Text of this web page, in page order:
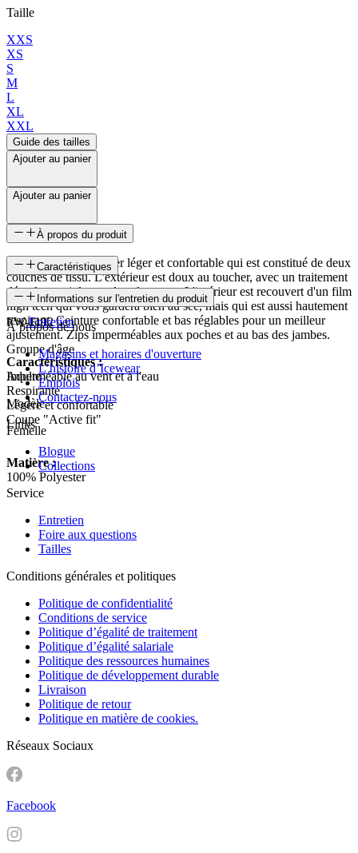
Taille
XXS
XS
S
M
L
XL
XXL
Guide des tailles
Ajouter au panier
Ajouter au panier
À propos du produit
Pantalon de pluie super léger et confortable qui est constitué de deux
couches de tissu. L'extérieur est doux au toucher, avec un traitement
déperlant qui durera dans le temps. L'intérieur est recouvert d'un film
high tech qui vous gardera bien au sec, mais qui est aussi hautement
respirant. Ceinture confortable et bas réglables pour un meilleur
ajustement. Zips imperméables aux poches et au bas des jambes.
Caractéristiques :
Imperméable au vent et à l'eau
Respirante
Légère et confortable
Coupe "Active fit"
Matière :
100% Polyester
Caractéristiques
SKU
FW-1192
Groupe d'âge
Adulte
Modèle
Femelle
Informations sur l'entretien du produit
Entretien
À propos de nous
Magasins et horaires d'ouverture
L’histoire d’Icewear
Emplois
Contactez-nous
Links
Blogue
Collections
Service
Entretien
Foire aux questions
Tailles
Conditions générales et politiques
Politique de confidentialité
Conditions de service
Politique d’égalité de traitement
Politique d’égalité salariale
Politique des ressources humaines
Politique de développement durable
Livraison
Politique de retour
Politique en matière de cookies.
Réseaux Sociaux
Facebook